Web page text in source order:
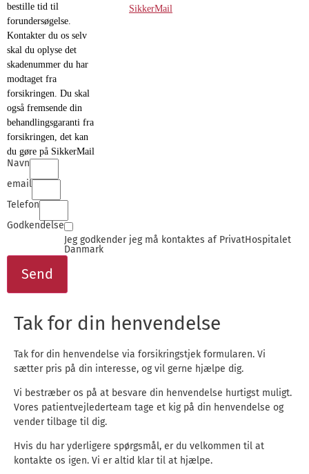
bestille tid til
forundersøgelse.
Kontakter du os selv
skal du oplyse det
skadenummer du har
modtaget fra
forsikringen. Du skal
også fremsende din
behandlingsgaranti fra
forsikringen, det kan
du gøre på SikkerMail
SikkerMail
Navn
email
Telefon
Godkendelse
Jeg godkender jeg må kontaktes af PrivatHospitalet
Danmark
Send
Tak for din henvendelse
Tak for din henvendelse via forsikringstjek formularen. Vi
sætter pris på din interesse, og vil gerne hjælpe dig.
Vi bestræber os på at besvare din henvendelse hurtigst muligt.
Vores patientvejlederteam tage et kig på din henvendelse og
vender tilbage til dig.
Hvis du har yderligere spørgsmål, er du velkommen til at
kontakte os igen. Vi er altid klar til at hjælpe.